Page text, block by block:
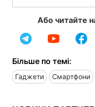
Або читайте
Більше по темі:
Гаджети Смартфони